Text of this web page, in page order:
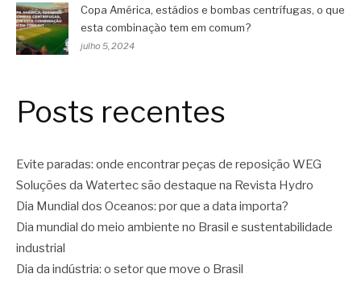
Copa América, estádios e bombas centrífugas, o que
esta combinação tem em comum?
julho 5, 2024
Posts recentes
Evite paradas: onde encontrar peças de reposição WEG
Soluções da Watertec são destaque na Revista Hydro
Dia Mundial dos Oceanos: por que a data importa?
Dia mundial do meio ambiente no Brasil e sustentabilidade
industrial
Dia da indústria: o setor que move o Brasil